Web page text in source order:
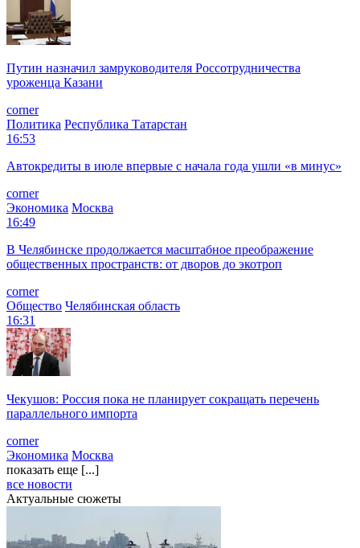
Путин назначил замруководителя Россотрудничества
уроженца Казани
corner
Политика Республика Татарстан
16:53
Автокредиты в июле впервые с начала года ушли «в минус»
corner
Экономика Москва
16:49
В Челябинске продолжается масштабное преображение
общественных пространств: от дворов до экотроп
corner
Общество Челябинская область
16:31
Чекушов: Россия пока не планирует сокращать перечень
параллельного импорта
corner
Экономика Москва
показать еще [...]
все новости
Актуальные сюжеты